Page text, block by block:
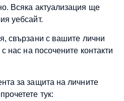
Всяка актуализация ще
уебсайт.
свързани с вашите лични
нас на посочените контакти
за защита на личните
тук: